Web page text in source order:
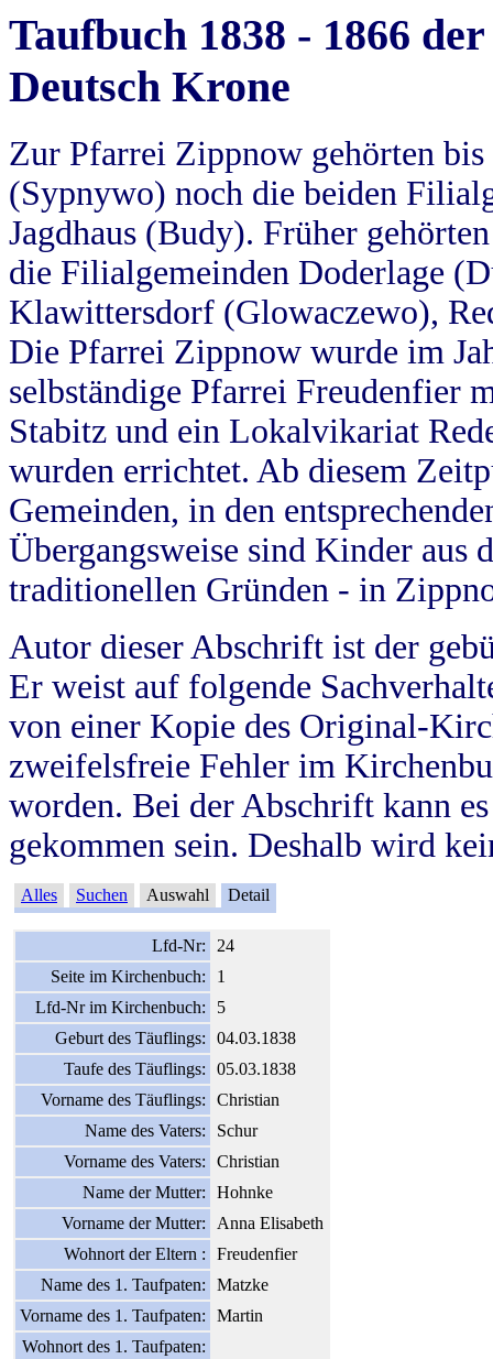
Taufbuch 1838 - 1866
Deutsch Krone
Zur Pfarrei Zippnow gehörten
(Sypnywo) noch die beiden
Jagdhaus (Budy). Früher
die Filialgemeinden Doderlage
Klawittersdorf (Glowaczewo),
Die Pfarrei Zippnow wurde im
selbständige Pfarrei Freudenfier
Stabitz und ein Lokalvikariat
wurden errichtet. Ab diesem
Gemeinden, in den
Übergangsweise sind Kinder aus
traditionellen Gründen - in
Autor dieser Abschrift ist der
Er weist auf folgende
von einer Kopie des Original-
zweifelsfreie Fehler im
worden. Bei der Abschrift kann
gekommen sein. Deshalb wird
Alles Suchen Auswahl Detail
Lfd-Nr:
24
Seite im Kirchenbuch:
1
Lfd-Nr im Kirchenbuch:
5
Geburt des Täuflings:
04.03.1838
Taufe des Täuflings:
05.03.1838
Vorname des Täuflings:
Christian
Name des Vaters:
Schur
Vorname des Vaters:
Christian
Name der Mutter:
Hohnke
Vorname der Mutter:
Anna Elisabeth
Wohnort der Eltern :
Freudenfier
Name des 1. Taufpaten:
Matzke
Vorname des 1. Taufpaten:
Martin
Wohnort des 1. Taufpaten: